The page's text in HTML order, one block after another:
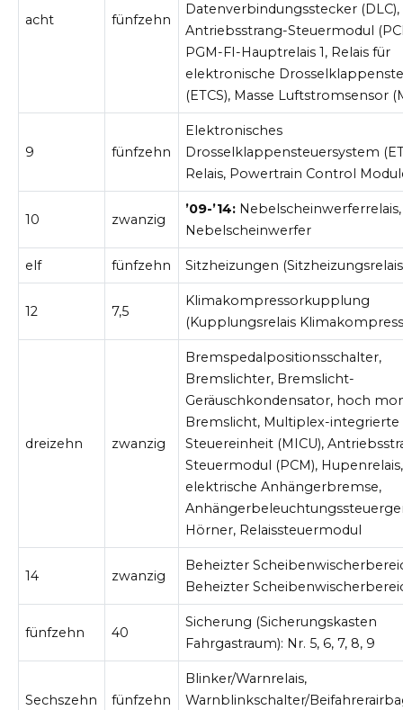
acht fünfzehn
Datenverbindungsstecker (DLC),
Antriebsstrang-Steuermodul
PGM-FI-Hauptrelais 1, Relais für
elektronische
(ETCS), Masse Luftstromsensor
9 fünfzehn
Elektronisches
Drosselklappensteuersystem
Relais, Powertrain Control
10 zwanzig
’09-’14: Nebelscheinwerferrelais,
Nebelscheinwerfer
elf fünfzehn Sitzheizungen
12 7,5
Klimakompressorkupplung
(Kupplungsrelais
dreizehn zwanzig
Bremspedalpositionsschalter,
Bremslichter, Bremslicht-
Geräuschkondensator, hoch
Bremslicht, Multiplex-integrierte
Steuereinheit (MICU),
Steuermodul (PCM), Hupenrelais,
elektrische Anhängerbremse,
Hörner, Relaissteuermodul
14 zwanzig
Beheizter
Beheizter
fünfzehn 40
Sicherung (Sicherungskasten
Fahrgastraum): Nr. 5, 6, 7, 8, 9
Sechszehn fünfzehn
Blinker/Warnrelais,
Warnblinkschalter/